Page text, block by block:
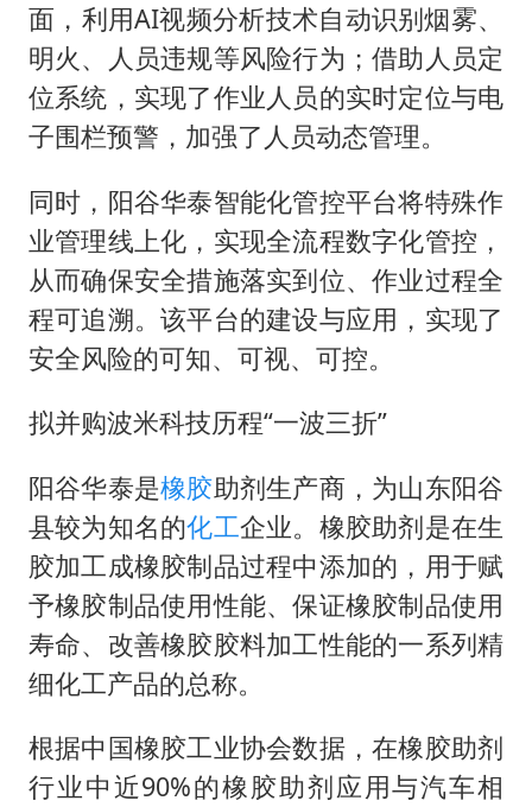
⾯，利⽤AI视频分析技术⾃动识别烟雾、
明⽕、⼈员违规等⻛险⾏为；借助⼈员定
位系统，实现了作业⼈员的实时定位与电
⼦围栏预警，加强了⼈员动态管理。
同时，阳谷华泰智能化管控平台将特殊作
业管理线上化，实现全流程数字化管控，
从⽽确保安全措施落实到位、作业过程全
程可追溯。该平台的建设与应⽤，实现了
安全⻛险的可知、可视、可控。
拟并购波米科技历程“一波三折”
阳谷华泰是橡胶助剂生产商，为山东阳谷
县较为知名的化工企业。橡胶助剂是在生
胶加工成橡胶制品过程中添加的，用于赋
予橡胶制品使用性能、保证橡胶制品使用
寿命、改善橡胶胶料加工性能的一系列精
细化工产品的总称。
根据中国橡胶工业协会数据，在橡胶助剂
行业中近90%的橡胶助剂应用与汽车相